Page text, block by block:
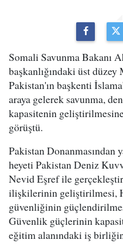
Somali Savunma Bakanı
başkanlığındaki üst
Pakistan'ın başkenti
araya gelerek savunma,
kapasitenin
görüştü.
Pakistan Donanmasından
heyeti Pakistan Deniz
Nevid Eşref ile
ilişkilerinin geliştirilmesi,
güvenliğinin
Güvenlik güçlerinin
eğitim alanındaki iş